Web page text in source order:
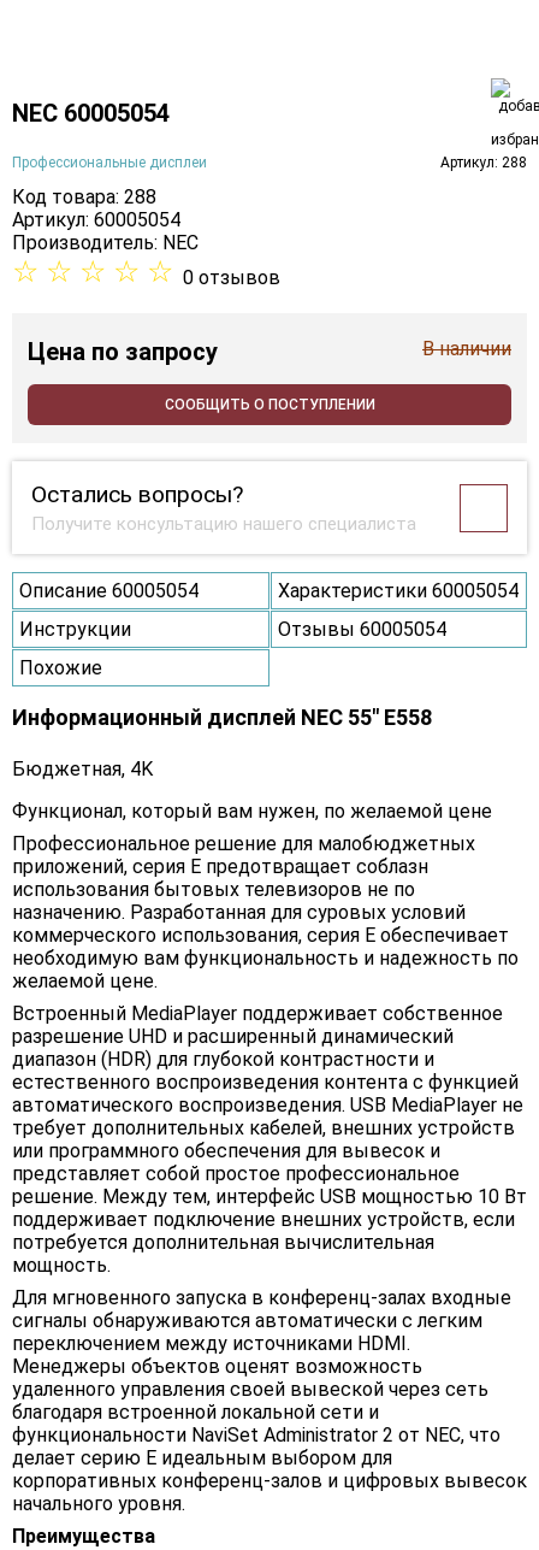
NEC 60005054
Профессиональные дисплеи Артикул: 288
Код товара: 288
Артикул: 60005054
Производитель: NEC
☆ ☆ ☆ ☆ ☆ 0 отзывов
Цена по запросу В наличии
СООБЩИТЬ О ПОСТУПЛЕНИИ
Остались вопросы?
Получите консультацию нашего специалиста
Описание 60005054
Характеристики 60005054
Инструкции
Отзывы 60005054
Похожие
Информационный дисплей NEC 55" E558
Бюджетная, 4K
Функционал, который вам нужен, по желаемой цене
Профессиональное решение для малобюджетных
приложений, серия E предотвращает соблазн
использования бытовых телевизоров не по
назначению. Разработанная для суровых условий
коммерческого использования, серия E обеспечивает
необходимую вам функциональность и надежность по
желаемой цене.
Встроенный MediaPlayer поддерживает собственное
разрешение UHD и расширенный динамический
диапазон (HDR) для глубокой контрастности и
естественного воспроизведения контента с функцией
автоматического воспроизведения. USB MediaPlayer не
требует дополнительных кабелей, внешних устройств
или программного обеспечения для вывесок и
представляет собой простое профессиональное
решение. Между тем, интерфейс USB мощностью 10 Вт
поддерживает подключение внешних устройств, если
потребуется дополнительная вычислительная
мощность.
Для мгновенного запуска в конференц-залах входные
сигналы обнаруживаются автоматически с легким
переключением между источниками HDMI.
Менеджеры объектов оценят возможность
удаленного управления своей вывеской через сеть
благодаря встроенной локальной сети и
функциональности NaviSet Administrator 2 от NEC, что
делает серию E идеальным выбором для
корпоративных конференц-залов и цифровых вывесок
начального уровня.
Преимущества